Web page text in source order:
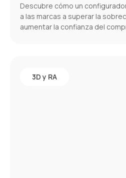
Descubre cómo un
a las marcas a superar la
aumentar la confianza del
3D y RA